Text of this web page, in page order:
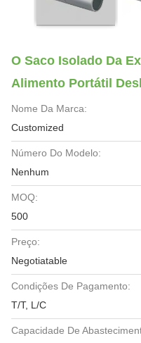
O Saco Isolado Da
Alimento Portátil
Nome Da Marca:
Customized
Número Do Modelo:
Nenhum
MOQ:
500
Preço:
Negotiatable
Condições De Pagamento:
T/T, L/C
Capacidade De